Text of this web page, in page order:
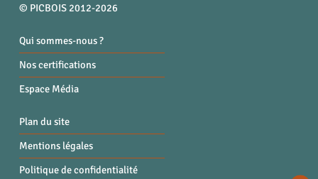
© PICBOIS 2012-2026
Qui sommes-nous ?
Nos certifications
Espace Média
Plan du site
Mentions légales
Politique de confidentialité